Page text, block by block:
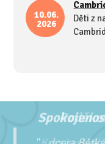
10.06.
2026
Děti z